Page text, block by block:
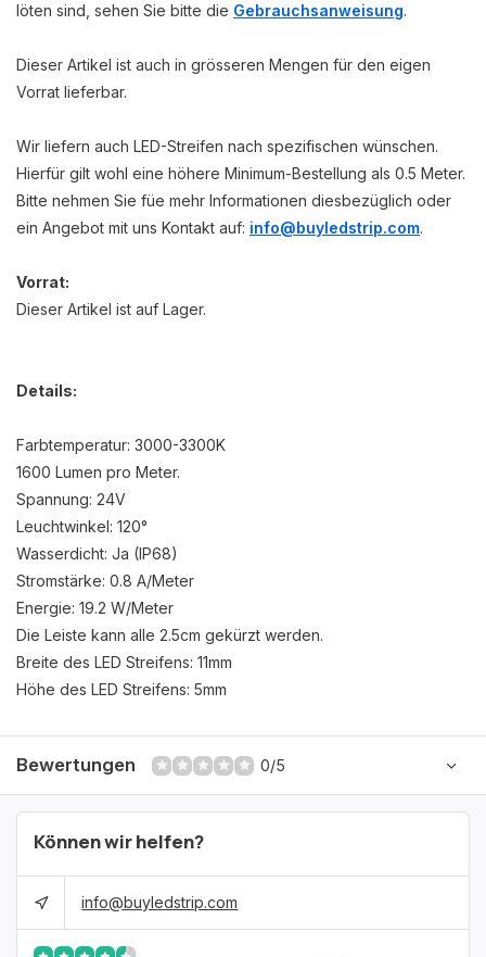
löten sind, sehen Sie bitte die Gebrauchsanweisung.
Dieser Artikel ist auch in grösseren Mengen für den eigen
Vorrat lieferbar.
Wir liefern auch LED-Streifen nach spezifischen wünschen.
Hierfür gilt wohl eine höhere Minimum-Bestellung als 0.5 Meter.
Bitte nehmen Sie füe mehr Informationen diesbezüglich oder
ein Angebot mit uns Kontakt auf: info@buyledstrip.com.
Vorrat:
Dieser Artikel ist auf Lager.
Details:
Farbtemperatur: 3000-3300K
1600 Lumen pro Meter.
Spannung: 24V
Leuchtwinkel: 120°
Wasserdicht: Ja (IP68)
Stromstärke: 0.8 A/Meter
Energie: 19.2 W/Meter
Die Leiste kann alle 2.5cm gekürzt werden.
Breite des LED Streifens: 11mm
Höhe des LED Streifens: 5mm
Bewertungen 0/5
Können wir helfen?
info@buyledstrip.com